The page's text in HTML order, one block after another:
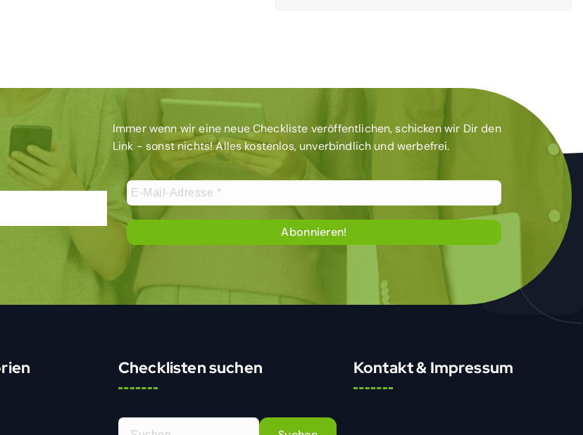
Immer wenn wir eine neue Checkliste veröffentlichen, schicken wir Dir den
Link - sonst nichts! Alles kostenlos, unverbindlich und werbefrei.
Checklisten suchen
S
Kontakt & Impressum